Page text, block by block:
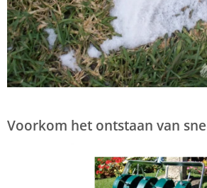
Voorkom het ontstaan van